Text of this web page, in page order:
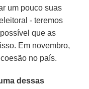
um pouco suas
- teremos
que as
Em novembro,
no país.
dessas